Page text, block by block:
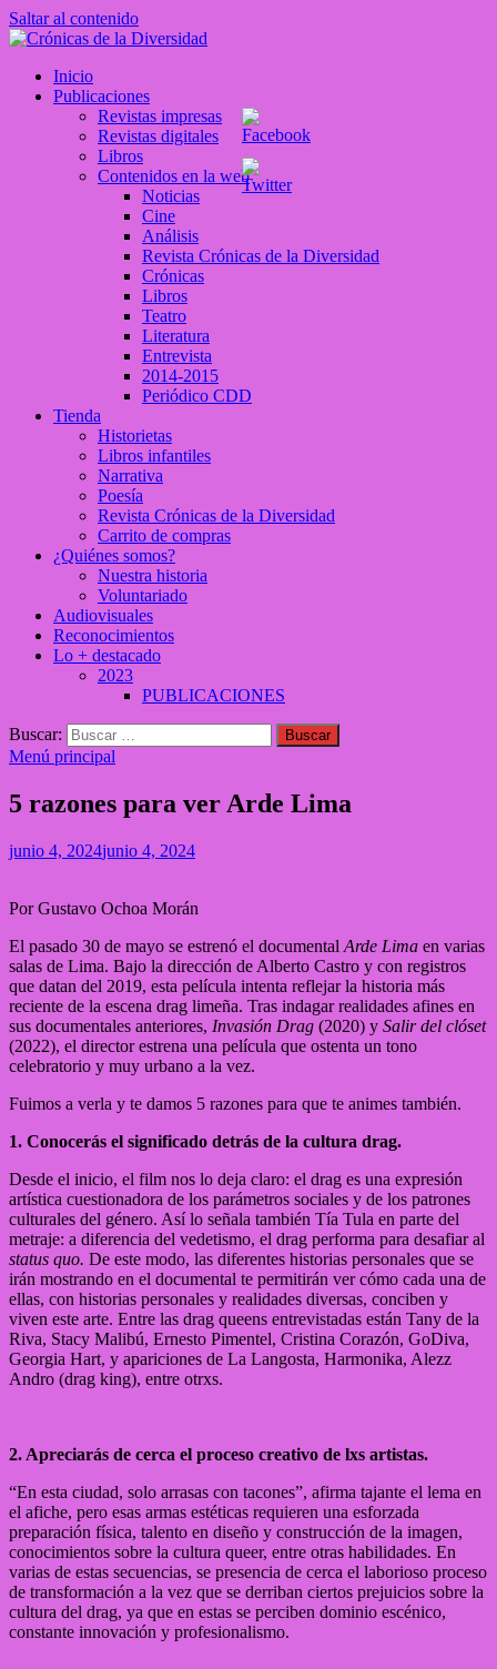
Saltar al contenido
Crónicas de la Diversidad
Plataforma de comunicaciones sobre temas de cultura LGTB+
Inicio
Publicaciones
Revistas impresas
Revistas digitales
Libros
Contenidos en la web
Noticias
Cine
Análisis
Revista Crónicas de la Diversidad
Crónicas
Libros
Teatro
Literatura
Entrevista
2014-2015
Periódico CDD
Tienda
Historietas
Libros infantiles
Narrativa
Poesía
Revista Crónicas de la Diversidad
Carrito de compras
¿Quiénes somos?
Nuestra historia
Voluntariado
Audiovisuales
Reconocimientos
Lo + destacado
2023
PUBLICACIONES
Buscar:
Menú principal
5 razones para ver Arde Lima
junio 4, 2024junio 4, 2024
Por Gustavo Ochoa Morán
El pasado 30 de mayo se estrenó el documental Arde Lima en varias
salas de Lima. Bajo la dirección de Alberto Castro y con registros
que datan del 2019, esta película intenta reflejar la historia más
reciente de la escena drag limeña. Tras indagar realidades afines en
sus documentales anteriores, Invasión Drag (2020) y Salir del clóset
(2022), el director estrena una película que ostenta un tono
celebratorio y muy urbano a la vez.
Fuimos a verla y te damos 5 razones para que te animes también.
1. Conocerás el significado detrás de la cultura drag.
Desde el inicio, el film nos lo deja claro: el drag es una expresión
artística cuestionadora de los parámetros sociales y de los patrones
culturales del género. Así lo señala también Tía Tula en parte del
metraje: a diferencia del vedetismo, el drag performa para desafiar al
status quo. De este modo, las diferentes historias personales que se
irán mostrando en el documental te permitirán ver cómo cada una de
ellas, con historias personales y realidades diversas, conciben y
viven este arte. Entre las drag queens entrevistadas están Tany de la
Riva, Stacy Malibú, Ernesto Pimentel, Cristina Corazón, GoDiva,
Georgia Hart, y apariciones de La Langosta, Harmonika, Alezz
Andro (drag king), entre otrxs.
2. Apreciarás de cerca el proceso creativo de lxs artistas.
“En esta ciudad, solo arrasas con tacones”, afirma tajante el lema en
el afiche, pero esas armas estéticas requieren una esforzada
preparación física, talento en diseño y construcción de la imagen,
conocimientos sobre la cultura queer, entre otras habilidades. En
varias de estas secuencias, se presencia de cerca el laborioso proceso
de transformación a la vez que se derriban ciertos prejuicios sobre la
cultura del drag, ya que en estas se perciben dominio escénico,
constante innovación y profesionalismo.